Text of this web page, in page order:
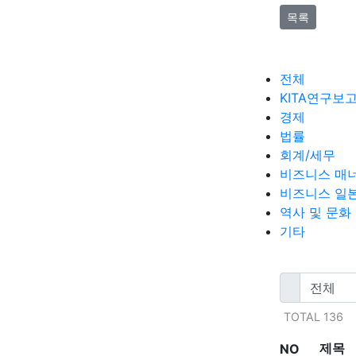
목록
전체
KITA연구보
경제
법률
회계/세무
비즈니스 매
비즈니스 일
역사 및 문화
기타
TOTAL 136
NO 제목